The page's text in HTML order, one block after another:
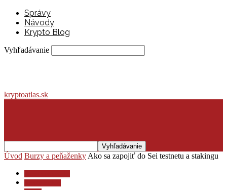
Správy
Návody
Krypto Blog
Vyhľadávanie
kryptoatlas.sk
Úvod Burzy a peňaženky Ako sa zapojiť do Sei testnetu a stakingu